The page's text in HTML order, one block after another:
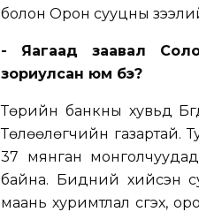
болон Орон сууцны
- Яагаад заавал
зориулсан юм бэ?
Төрийн банкны хувьд
Төлөөлөгчийн газартай.
37 мянган монголчуудад
байна. Бидний хийсэн
маань хуримтлал үүсгэх,